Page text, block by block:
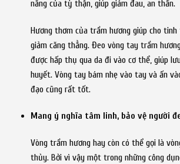
năng của tỳ thận, giúp giảm đau, an thần.
Hương thơm của trầm hương giúp cho
giảm căng thẳng. Đeo vòng tay trầm
được hấp thụ qua da đi vào cơ thể, giúp
huyết. Vòng tay bám nhẹ vào tay và ấn
đạo cũng rất tốt.
Mang ý nghĩa tâm linh, bảo vệ người
Vòng trầm hương hay còn có thể gọi là
thủy. Bởi vì vậy một trong những công